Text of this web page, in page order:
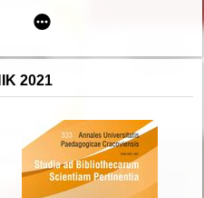
cor meum" (Ps 139[138],23)
2021